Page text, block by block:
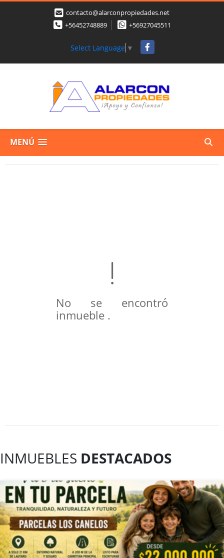
contacto@alarconpropiedades.net
+56452748889
+56927045511
Select Language ▼ Facebook
MENÚ
No se encontró
inmueble .
INMUEBLES DESTACADOS